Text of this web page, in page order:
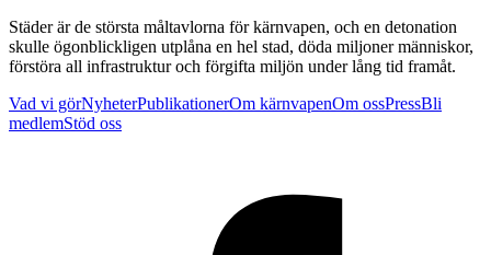
Städer är de största måltavlorna för kärnvapen, och en detonation
skulle ögonblickligen utplåna en hel stad, döda miljoner människor,
förstöra all infrastruktur och förgifta miljön under lång tid framåt.
Vad vi görNyheterPublikationerOm kärnvapenOm ossPressBli
medlemStöd oss